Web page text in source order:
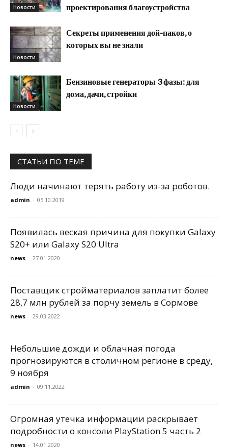
Новости
проектирования благоустройства
Новости
Секреты применения дой-паков, о
которых вы не знали
Новости
Бензиновые генераторы 3 фазы: для
дома, дачи, стройки
СТАТЬИ ПО ТЕМЕ
Люди начинают терять работу из-за роботов.
admin - 05.10.2019
Появилась веская причина для покупки Galaxy
S20+ или Galaxy S20 Ultra
news - 27.01.2020
Поставщик стройматериалов заплатит более
28,7 млн рублей за порчу земель в Сормове
news - 29.03.2022
Небольшие дожди и облачная погода
прогнозируются в столичном регионе в среду,
9 ноября
admin - 09.11.2022
Огромная утечка информации раскрывает
подробности о консоли PlayStation 5 часть 2
news - 14.01.2020